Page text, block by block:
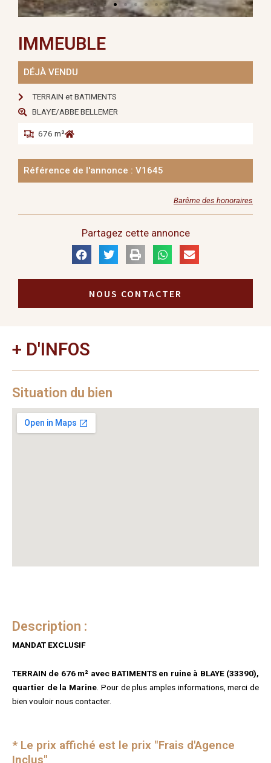
IMMEUBLE
DÉJÀ VENDU
TERRAIN et BATIMENTS
BLAYE/ABBE BELLEMER
676 m²
Référence de l'annonce : V1645
Barême des honoraires
Partagez cette annonce
NOUS CONTACTER
+ D'INFOS
Situation du bien
Description :
MANDAT EXCLUSIF
TERRAIN de 676 m² avec BATIMENTS en ruine à BLAYE (33390),
quartier de la Marine. Pour de plus amples informations, merci de
bien vouloir nous contacter.
* Le prix affiché est le prix "Frais d'Agence
Inclus"